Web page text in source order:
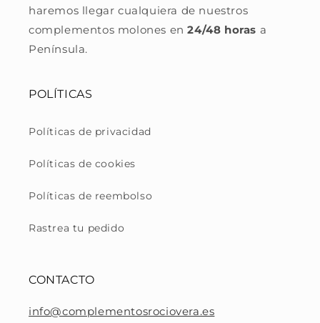
haremos llegar cualquiera de nuestros
complementos molones en24/48 horas a
Península.
POLÍTICAS
Políticas de privacidad
Políticas de cookies
Políticas de reembolso
Rastrea tu pedido
CONTACTO
info@complementosrociovera.es